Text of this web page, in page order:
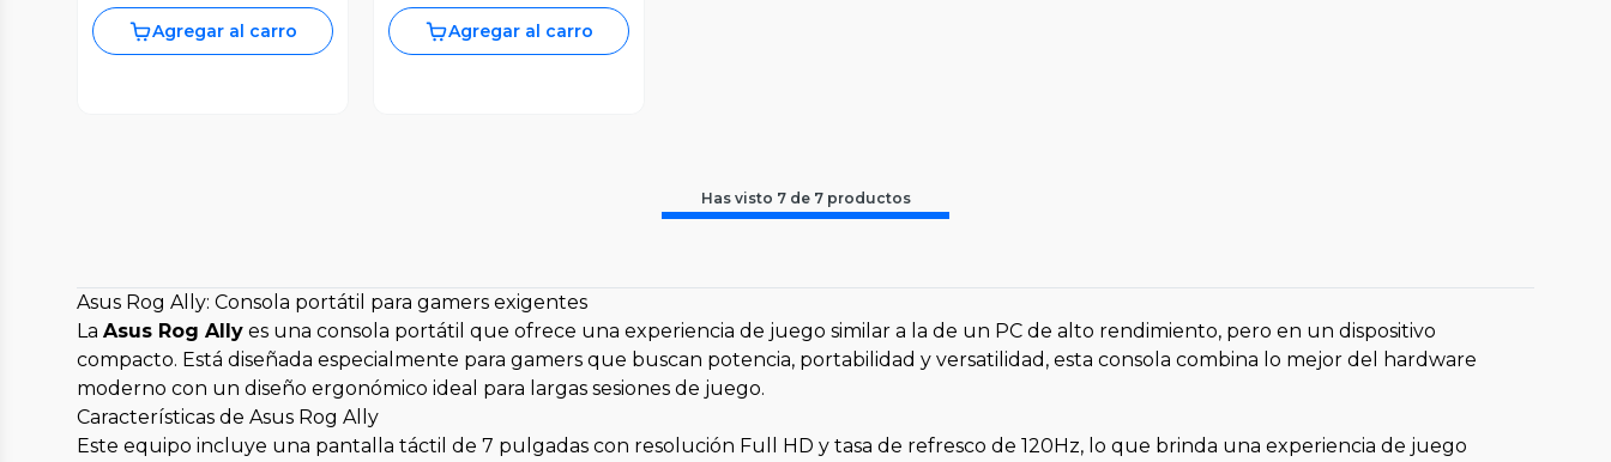
Agregar al carro Agregar al carro
Has visto 7de 7 productos
Asus Rog Ally: Consola portátil para gamers exigentes
La Asus Rog Ally es una consola portátil que ofrece una experiencia de juego similar a la de un PC de alto rendimiento, pero en un dispositivo
compacto. Está diseñada especialmente para gamers que buscan potencia, portabilidad y versatilidad, esta consola combina lo mejor del hardware
moderno con un diseño ergonómico ideal para largas sesiones de juego.
Características de Asus Rog Ally
Este equipo incluye una pantalla táctil de 7 pulgadas con resolución Full HD y tasa de refresco de 120Hz, lo que brinda una experiencia de juego